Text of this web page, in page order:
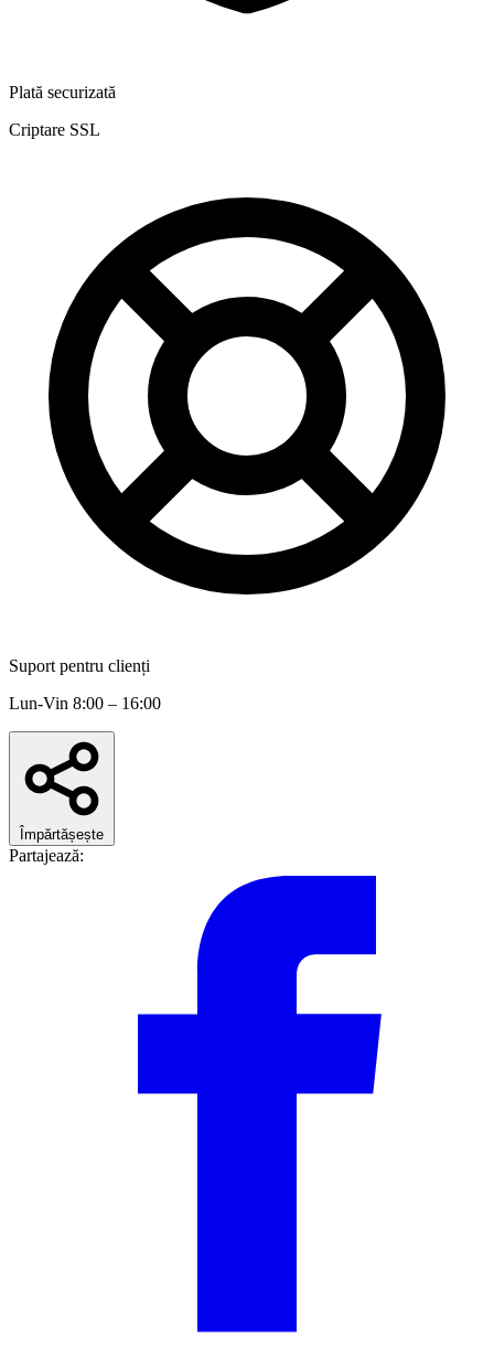
Plată securizată
Criptare SSL
Suport pentru clienți
Lun-Vin 8:00 – 16:00
Împărtășește
Partajează: